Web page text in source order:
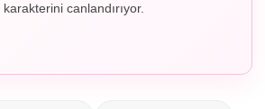
canlandırıyor.